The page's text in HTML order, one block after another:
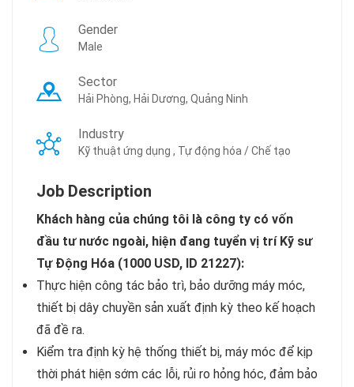
Gender
Male
Sector
Hải Phòng, Hải Dương, Quảng Ninh
Industry
Kỹ thuật ứng dụng , Tự động hóa / Chế tạo
Job Description
Khách hàng của chúng tôi là công ty có vốn
đầu tư nước ngoài, hiện đang tuyển vị trí Kỹ sư
Tự Động Hóa (1000 USD, ID 21227):
Thực hiện công tác bảo trì, bảo dưỡng máy móc,
thiết bị dây chuyền sản xuất định kỳ theo kế hoạch
đã đề ra.
Kiểm tra định kỳ hệ thống thiết bị, máy móc để kịp
thời phát hiện sớm các lỗi, rủi ro hỏng hóc, đảm bảo